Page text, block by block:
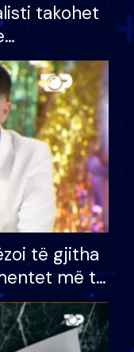
takohet
letër
të gjitha
më të
VIP: Do më
kur…